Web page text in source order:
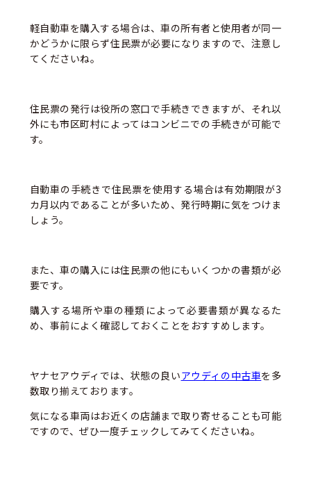
軽自動車を購入する場合は、車の所有者と使用者が同一
かどうかに限らず住民票が必要になりますので、注意し
てくださいね。
住民票の発行は役所の窓口で手続きできますが、それ以
外にも市区町村によってはコンビニでの手続きが可能で
す。
自動車の手続きで住民票を使用する場合は有効期限が3
カ月以内であることが多いため、発行時期に気をつけま
しょう。
また、車の購入には住民票の他にもいくつかの書類が必
要です。
購入する場所や車の種類によって必要書類が異なるた
め、事前によく確認しておくことをおすすめします。
ヤナセアウディでは、状態の良いアウディの中古車を多
数取り揃えております。
気になる車両はお近くの店舗まで取り寄せることも可能
ですので、ぜひ一度チェックしてみてくださいね。